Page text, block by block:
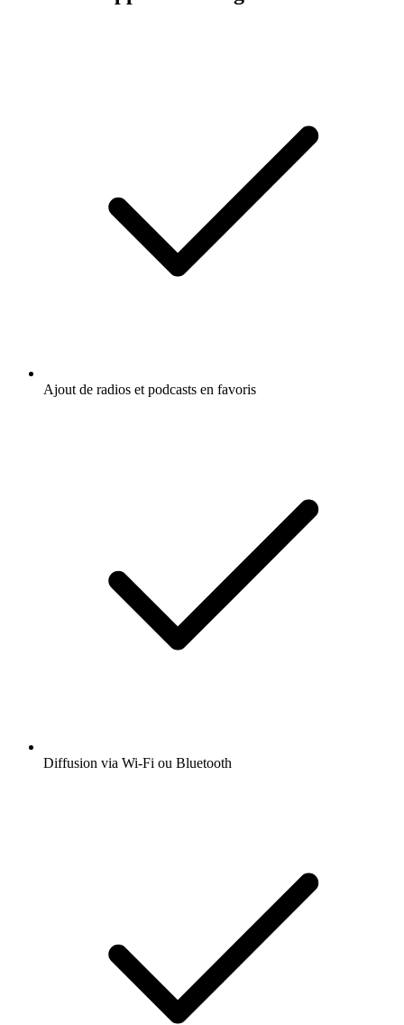
Ajout de radios et podcasts en favoris
Diffusion via Wi-Fi ou Bluetooth